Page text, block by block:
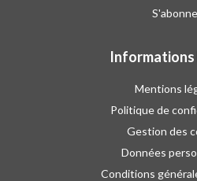
Informations
Mentions
Politique de
Gestion des
Données
Conditions